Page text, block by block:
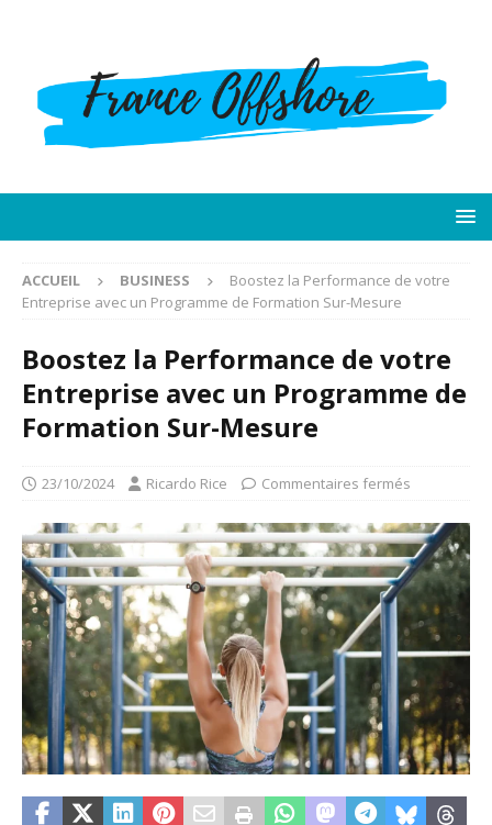
ACCUEIL BUSINESS
Boostez la Performance de votre
Entreprise avec un Programme de Formation Sur-Mesure
Boostez la Performance de votre
Entreprise avec un Programme de
Formation Sur-Mesure
23/10/2024 Ricardo Rice Commentaires fermés